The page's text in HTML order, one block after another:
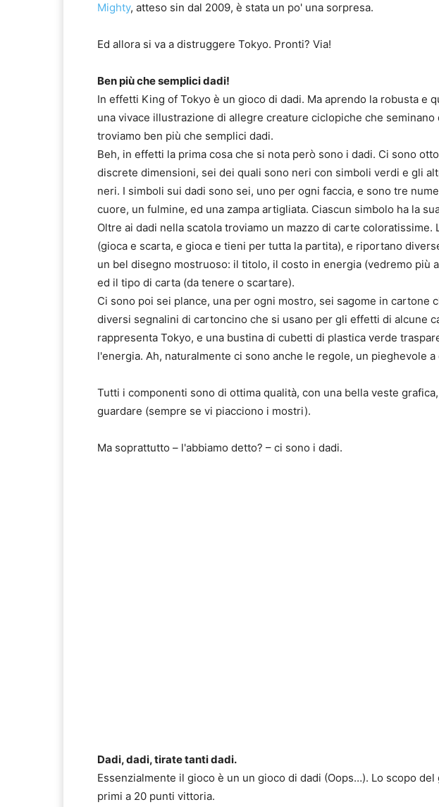
Mighty, atteso sin dal 2009, è stata un po' una sorpresa.
Ed allora si va a distruggere Tokyo. Pronti? Via!
Ben più che semplici dadi!
In effetti King of Tokyo è un gioco di dadi. Ma aprendo la robusta e
una vivace illustrazione di allegre creature ciclopiche che seminano
troviamo ben più che semplici dadi.
Beh, in effetti la prima cosa che si nota però sono i dadi. Ci sono
discrete dimensioni, sei dei quali sono neri con simboli verdi e gli
neri. I simboli sui dadi sono sei, uno per ogni faccia, e sono tre
cuore, un fulmine, ed una zampa artigliata. Ciascun simbolo ha la
Oltre ai dadi nella scatola troviamo un mazzo di carte coloratissime.
(gioca e scarta, e gioca e tieni per tutta la partita), e riportano
un bel disegno mostruoso: il titolo, il costo in energia (vedremo più
ed il tipo di carta (da tenere o scartare).
Ci sono poi sei plance, una per ogni mostro, sei sagome in cartone
diversi segnalini di cartoncino che si usano per gli effetti di alcune
rappresenta Tokyo, e una bustina di cubetti di plastica verde
l'energia. Ah, naturalmente ci sono anche le regole, un pieghevole
Tutti i componenti sono di ottima qualità, con una bella veste
guardare (sempre se vi piacciono i mostri).
Ma soprattutto – l'abbiamo detto? – ci sono i dadi.
Dadi, dadi, tirate tanti dadi.
Essenzialmente il gioco è un un gioco di dadi (Oops…). Lo scopo
primi a 20 punti vittoria.